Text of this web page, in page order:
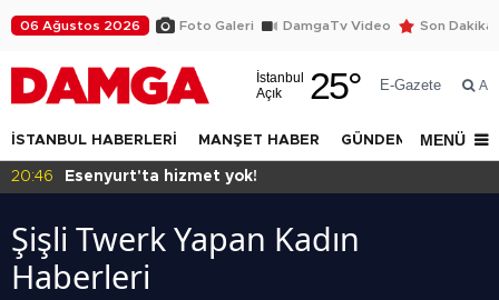
06 Ağustos 2026 Foto Galeri DamgaTv Video Son Dakika
İstanbul
Açık
25° E-Gazete Ara
İSTANBUL HABERLERİ MANŞET HABER GÜNDEM DÜNYA
MENÜ
20:46 Esenyurt'ta hizmet yok!
Şişli Twerk Yapan Kadın
Haberleri